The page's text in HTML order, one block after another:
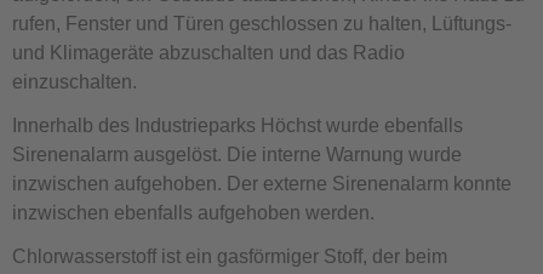
rufen, Fenster und Türen geschlossen zu halten, Lüftungs-
und Klimageräte abzuschalten und das Radio
einzuschalten.
Innerhalb des Industrieparks Höchst wurde ebenfalls
Sirenenalarm ausgelöst. Die interne Warnung wurde
inzwischen aufgehoben. Der externe Sirenenalarm konnte
inzwischen ebenfalls aufgehoben werden.
Chlorwasserstoff ist ein gasförmiger Stoff, der beim